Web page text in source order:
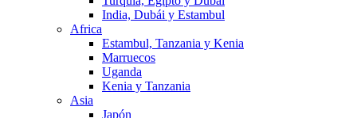
India, Dubái y Estambul
Africa
Estambul, Tanzania y Kenia
Marruecos
Uganda
Kenia y Tanzania
Asia
Japón